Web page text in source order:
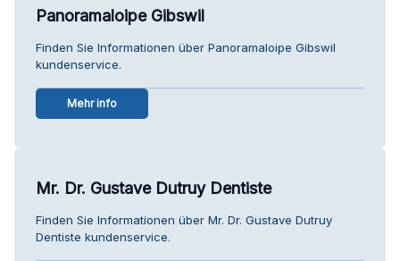
Panoramaloipe Gibswil
Finden Sie Informationen über Panoramaloipe Gibswil
kundenservice.
Mehr info
Mr. Dr. Gustave Dutruy Dentiste
Finden Sie Informationen über Mr. Dr. Gustave Dutruy
Dentiste kundenservice.